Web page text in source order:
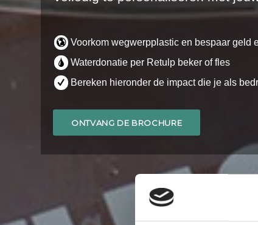
Voorkom wegwerpplastic en bespaar geld
Waterdonatie per Retulp beker of fles
Bereken hieronder de impact die je als
ONTVANG DE BROCHURE